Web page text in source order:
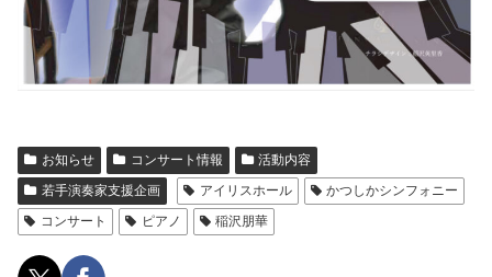
お知らせ コンサート情報
活動内容
若手演奏家支援企画
アイリスホール
かつしかシンフォニー
コンサート
ピアノ 稲沢朋華